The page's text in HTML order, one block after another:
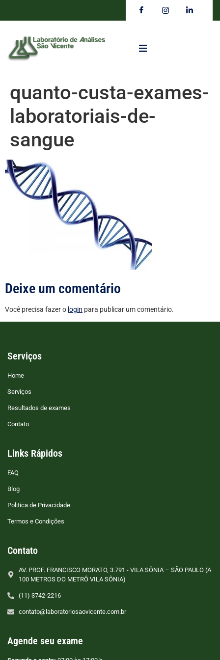
quanto-custa-exames-
laboratoriais-de-
sangue
Deixe um comentário
Você precisa fazer o login para publicar um comentário.
Serviços
Home
Serviços
Resultados de exames
Contato
Links Rápidos
FAQ
Blog
Politica de Privacidade
Termos e Condições
Contato
AV. PROF. FRANCISCO MORATO, 3.791 - VILA SÔNIA – SÃO PAULO (A
100 METROS DO METRÔ VILA SÔNIA)
(11) 3742-2216
contato@laboratoriosaovicente.com.br
Agende seu exame